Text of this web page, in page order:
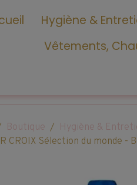
Hygiène &
Vêtements,
Boutique Hygiène &
CROIX Sélection du monde -